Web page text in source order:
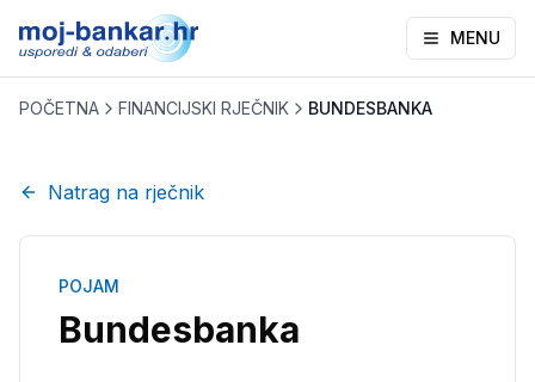
MENU
POČETNA FINANCIJSKI RJEČNIK BUNDESBANKA
Natrag na rječnik
POJAM
Bundesbanka